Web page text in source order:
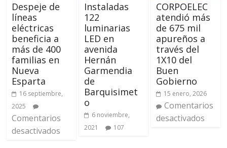
Despeje de
líneas
eléctricas
beneficia a
más de 400
familias en
Nueva
Esparta
16 septiembre,
2025
Comentarios
desactivados
Instaladas
122
luminarias
LED en
avenida
Hernán
Garmendia
de
Barquisimet
o
6 noviembre,
2021
107
CORPOELEC
atendió más
de 675 mil
apureños a
través del
1X10 del
Buen
Gobierno
15 enero, 2026
Comentarios
desactivados